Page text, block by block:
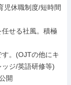
せる社風。積極
。(OJTの他にキ
ジ/英語研修等)
開